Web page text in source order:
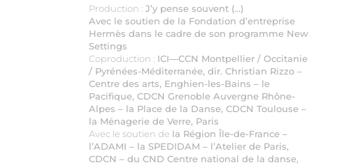
Production :J’y pense souvent (…)
Avec le soutien de la Fondation d’entreprise
Hermès dans le cadre de son programme New
Settings
Coproduction : ICI—CCN Montpellier / Occitanie
/ Pyrénées-Méditerranée, dir. Christian Rizzo –
Centre des arts, Enghien-les-Bains – le
Pacifique, CDCN Grenoble Auvergne Rhône-
Alpes – la Place de la Danse, CDCN Toulouse –
la Ménagerie de Verre, Paris
Avec le soutien de la Région Île-de-France –
l’ADAMI – la SPEDIDAM – l’Atelier de Paris,
CDCN – du CND Centre national de la danse,